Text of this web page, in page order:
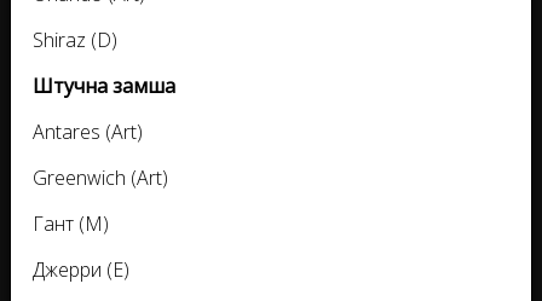
Shiraz (D)
Штучна замша
Antares (Art)
Greenwich (Art)
Гант (M)
Джерри (E)